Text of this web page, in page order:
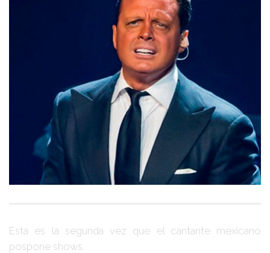
Esta es la segunda vez que el cantante mexicano
pospone shows.